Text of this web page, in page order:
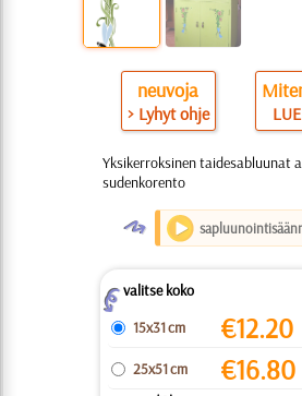
neuvoja
> Lyhyt ohje
Yksikerroksinen taidesabluunat
sudenkorento
O
Zvalitse koko
15x31 cm
€12.20
25x51 cm €16.80